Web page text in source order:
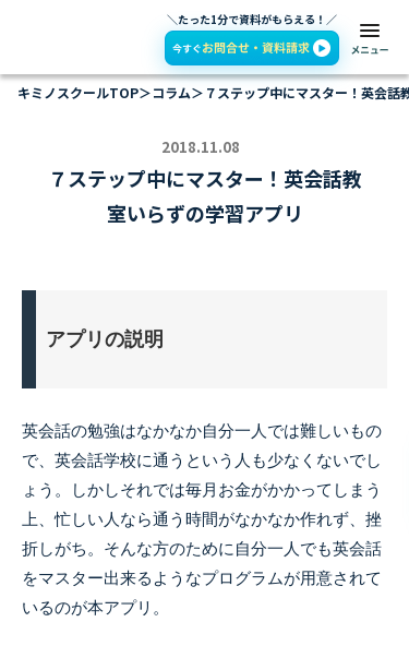
＼たった1分で資料がもらえる！／
キミノスクールTOP＞コラム＞ ７ステップ中にマスター！英会話
2018.11.08
７ステップ中にマスター！英会話教
室いらずの学習アプリ
アプリの説明
英会話の勉強はなかなか自分一人では難しいもの
で、英会話学校に通うという人も少なくないでし
ょう。しかしそれでは毎月お金がかかってしまう
上、忙しい人なら通う時間がなかなか作れず、挫
折しがち。そんな方のために自分一人でも英会話
をマスター出来るようなプログラムが用意されて
いるのが本アプリ。